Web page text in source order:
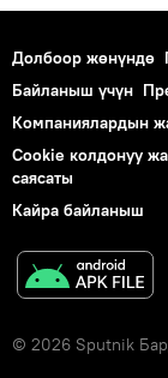
Долбоор жөнүндө
Байланыш үчүн
Компаниялардын
Cookie колдонуу
саясаты
Кайра байланыш
© 2026 Sputnik